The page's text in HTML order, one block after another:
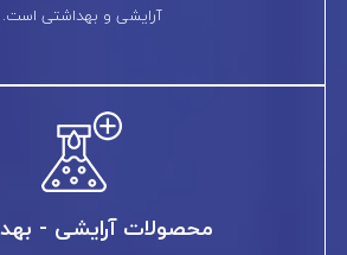
آرایشی و بهداشتی است.
محصولات آرایشی -